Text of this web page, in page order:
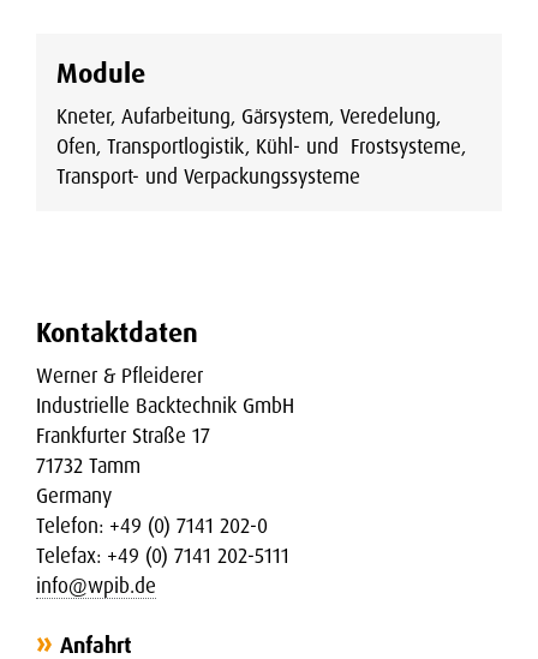
Module
Kneter, Aufarbeitung, Gärsystem, Veredelung,
Ofen, Transportlogistik, Kühl- und Frostsysteme,
Transport- und Verpackungssysteme
Kontaktdaten
Werner & Pfleiderer
Industrielle Backtechnik GmbH
Frankfurter Straße 17
71732 Tamm
Germany
Telefon: +49 (0) 7141 202-0
Telefax: +49 (0) 7141 202-5111
info@wpib.de
Anfahrt